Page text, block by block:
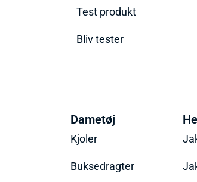
Test produkt
Bliv tester
Dametøj
Kjoler
Buksedragter